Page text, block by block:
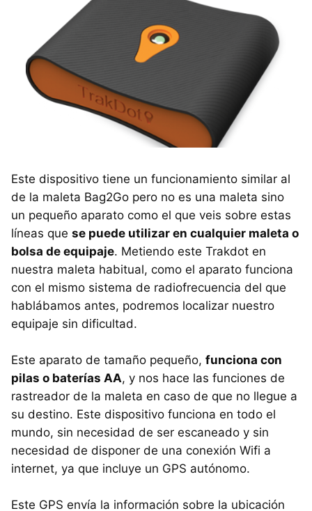
Este dispositivo tiene un funcionamiento similar al
de la maleta Bag2Go pero no es una maleta sino
un pequeño aparato como el que veis sobre estas
líneas que se puede utilizar en cualquier maleta o
bolsa de equipaje. Metiendo este Trakdot en
nuestra maleta habitual, como el aparato funciona
con el mismo sistema de radiofrecuencia del que
hablábamos antes, podremos localizar nuestro
equipaje sin dificultad.
Este aparato de tamaño pequeño, funciona con
pilas o baterías AA, y nos hace las funciones de
rastreador de la maleta en caso de que no llegue a
su destino. Este dispositivo funciona en todo el
mundo, sin necesidad de ser escaneado y sin
necesidad de disponer de una conexión Wifi a
internet, ya que incluye un GPS autónomo.
Este GPS envía la información sobre la ubicación